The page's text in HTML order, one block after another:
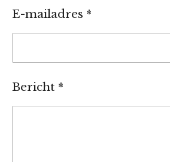
E-mailadres *
Bericht *